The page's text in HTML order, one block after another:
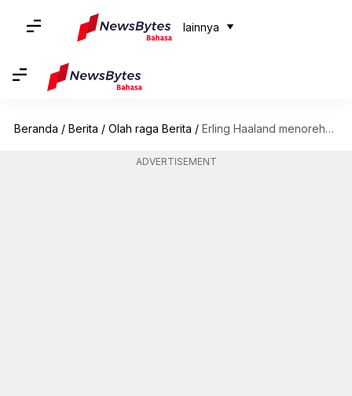
lainnya
Beranda / Berita / Olah raga Berita / Erling Haaland menorehkan sejarah Liga Premier saat City menang: Statistik
ADVERTISEMENT